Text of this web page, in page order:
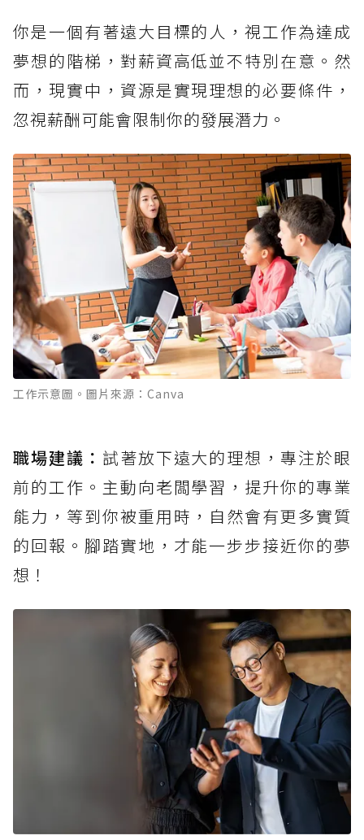
你是一個有著遠大目標的人，視工作為達成
夢想的階梯，對薪資高低並不特別在意。然
而，現實中，資源是實現理想的必要條件，
忽視薪酬可能會限制你的發展潛力。
工作示意圖。圖片來源：Canva
職場建議： 試著放下遠大的理想，專注於眼
前的工作。主動向老闆學習，提升你的專業
能力，等到你被重用時，自然會有更多實質
的回報。腳踏實地，才能一步步接近你的夢
想！